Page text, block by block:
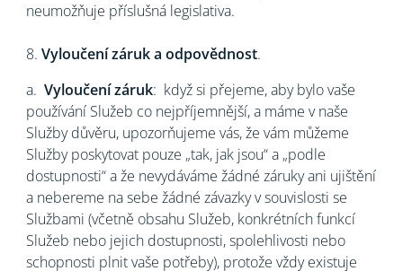
neumožňuje příslušná legislativa.
8. Vyloučení záruk a odpovědnost.
a. Vyloučení záruk: když si přejeme, aby bylo vaše
používání Služeb co nejpříjemnější, a máme v naše
Služby důvěru, upozorňujeme vás, že vám můžeme
Služby poskytovat pouze „tak, jak jsou“ a „podle
dostupnosti“ a že nevydáváme žádné záruky ani ujištění
a nebereme na sebe žádné závazky v souvislosti se
Službami (včetně obsahu Služeb, konkrétních funkcí
Služeb nebo jejich dostupnosti, spolehlivosti nebo
schopnosti plnit vaše potřeby), protože vždy existuje